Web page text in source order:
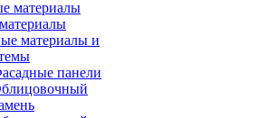
материалы и
панели